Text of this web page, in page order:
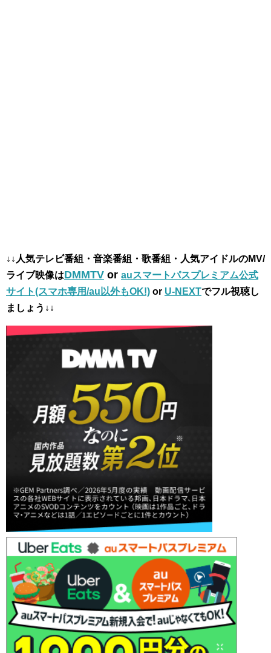
↓↓人気テレビ番組・音楽番組・歌番組・人気アイドルのMV/
ライブ映像はDMMTV or auスマートパスプレミアム公式
サイト(スマホ専用/au以外もOK!) or U-NEXTでフル視聴し
ましょう↓↓